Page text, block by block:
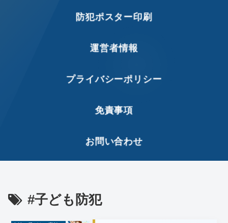
防犯ポスター印刷
運営者情報
プライバシーポリシー
免責事項
お問い合わせ
#子ども防犯